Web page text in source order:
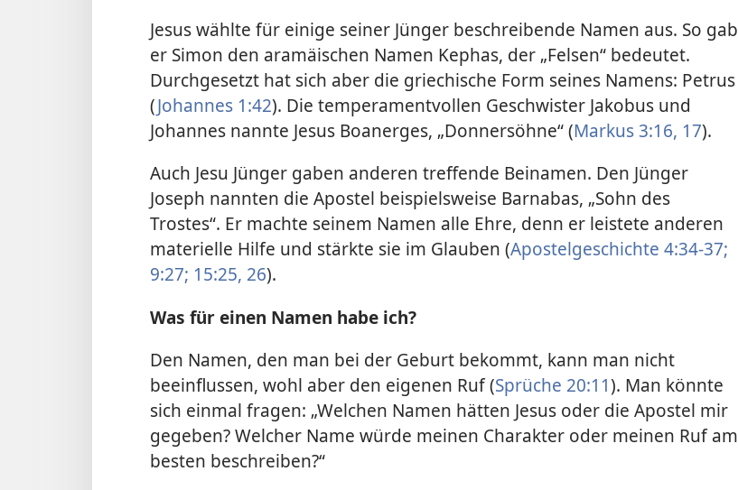
Jesus wählte für einige seiner Jünger beschreibende Namen aus. So gab
er Simon den aramäischen Namen Kephas, der „Felsen“ bedeutet.
Durchgesetzt hat sich aber die griechische Form seines Namens: Petrus
(Johannes 1:42). Die temperamentvollen Geschwister Jakobus und
Johannes nannte Jesus Boanerges, „Donnersöhne“ (Markus 3:16, 17).
Auch Jesu Jünger gaben anderen treffende Beinamen. Den Jünger
Joseph nannten die Apostel beispielsweise Barnabas, „Sohn des
Trostes“. Er machte seinem Namen alle Ehre, denn er leistete anderen
materielle Hilfe und stärkte sie im Glauben (Apostelgeschichte 4:34-37;
9:27; 15:25, 26).
Was für einen Namen habe ich?
Den Namen, den man bei der Geburt bekommt, kann man nicht
beeinflussen, wohl aber den eigenen Ruf (Sprüche 20:11). Man könnte
sich einmal fragen: „Welchen Namen hätten Jesus oder die Apostel mir
gegeben? Welcher Name würde meinen Charakter oder meinen Ruf am
besten beschreiben?“